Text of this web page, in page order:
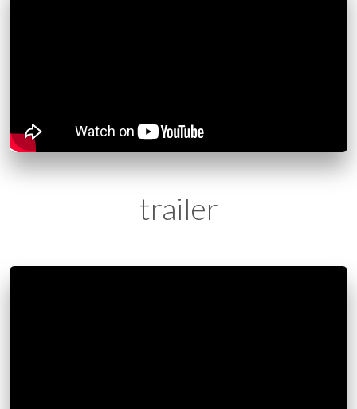
trailer